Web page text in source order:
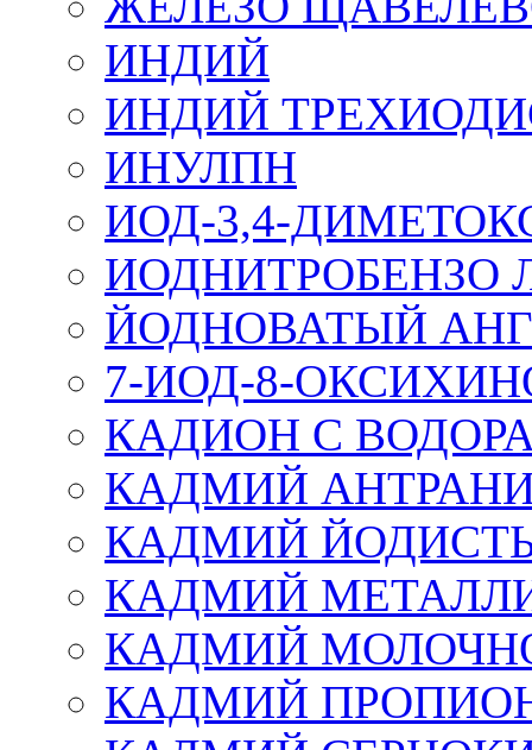
ИНДИЙ
ИНДИЙ
ИНУЛПН
ИОД-3,4-
ИОДНИТРОБЕНЗО
ЙОДНОВАТЫЙ
7-ИОД-8-
КАДИОН С
КАДМИЙ
КАДМИЙ
КАДМИЙ
КАДМИЙ
КАДМИЙ